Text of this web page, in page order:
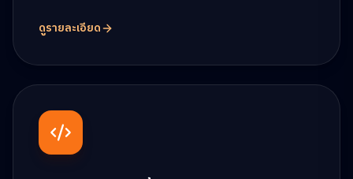
ดูรายละเอียด